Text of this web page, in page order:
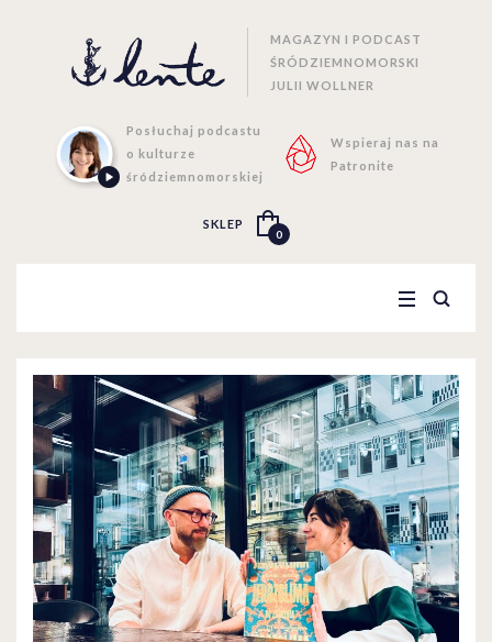
MAGAZYN I PODCAST
ŚRÓDZIEMNOMORSKI
JULII WOLLNER
Posłuchaj podcastu
o kulturze
śródziemnomorskiej
Wspieraj nas na
Patronite
SKLEP
0